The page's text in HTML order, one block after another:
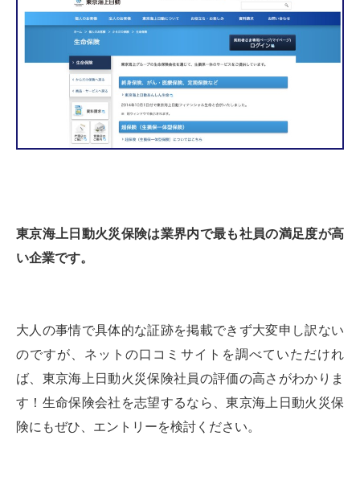
東京海上日動火災保険は業界内で最も社員の満足度が高
い企業です。
大人の事情で具体的な証跡を掲載できず大変申し訳ない
のですが、ネットの口コミサイトを調べていただけれ
ば、東京海上日動火災保険社員の評価の高さがわかりま
す！生命保険会社を志望するなら、東京海上日動火災保
険にもぜひ、エントリーを検討ください。